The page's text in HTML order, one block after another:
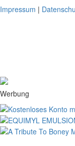
Impressum |
Werbung